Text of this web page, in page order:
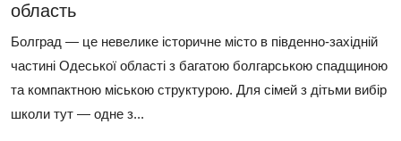
область
Болград — це невелике історичне місто в південно-західній
частині Одеської області з багатою болгарською спадщиною
та компактною міською структурою. Для сімей з дітьми вибір
школи тут — одне з...